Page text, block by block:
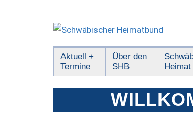
Schwäbischer
Heimatbund
Aktuell +
Termine
Über den
SHB
Heimat